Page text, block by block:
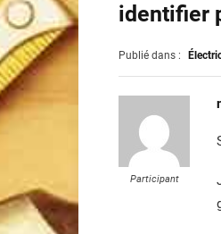
identifier
Publié dans :
Participant